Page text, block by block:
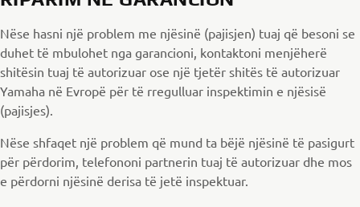
Nëse hasni një problem me njësinë (pajisjen) tuaj që besoni se
duhet të mbulohet nga garancioni, kontaktoni menjëherë
shitësin tuaj të autorizuar ose një tjetër shitës të autorizuar
Yamaha në Evropë për të rregulluar inspektimin e njësisë
(pajisjes).
Nëse shfaqet një problem që mund ta bëjë njësinë të pasigurt
për përdorim, telefononi partnerin tuaj të autorizuar dhe mos
e përdorni njësinë derisa të jetë inspektuar.